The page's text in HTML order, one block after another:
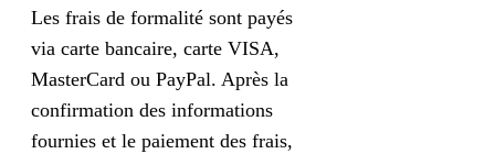
Les frais de formalité sont payés
via carte bancaire, carte VISA,
MasterCard ou PayPal. Après la
confirmation des informations
fournies et le paiement des frais,